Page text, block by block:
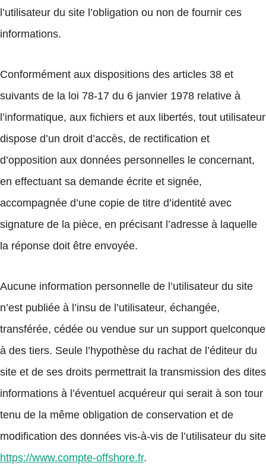
l’utilisateur du site l’obligation ou non de fournir ces
informations.
Conformément aux dispositions des articles 38 et
suivants de la loi 78-17 du 6 janvier 1978 relative à
l’informatique, aux fichiers et aux libertés, tout utilisateur
dispose d’un droit d’accès, de rectification et
d’opposition aux données personnelles le concernant,
en effectuant sa demande écrite et signée,
accompagnée d’une copie de titre d’identité avec
signature de la pièce, en précisant l’adresse à laquelle
la réponse doit être envoyée.
Aucune information personnelle de l’utilisateur du site
n’est publiée à l’insu de l’utilisateur, échangée,
transférée, cédée ou vendue sur un support quelconque
à des tiers. Seule l’hypothèse du rachat de l’éditeur du
site et de ses droits permettrait la transmission des dites
informations à l’éventuel acquéreur qui serait à son tour
tenu de la même obligation de conservation et de
modification des données vis-à-vis de l’utilisateur du site
https://www.compte-offshore.fr.